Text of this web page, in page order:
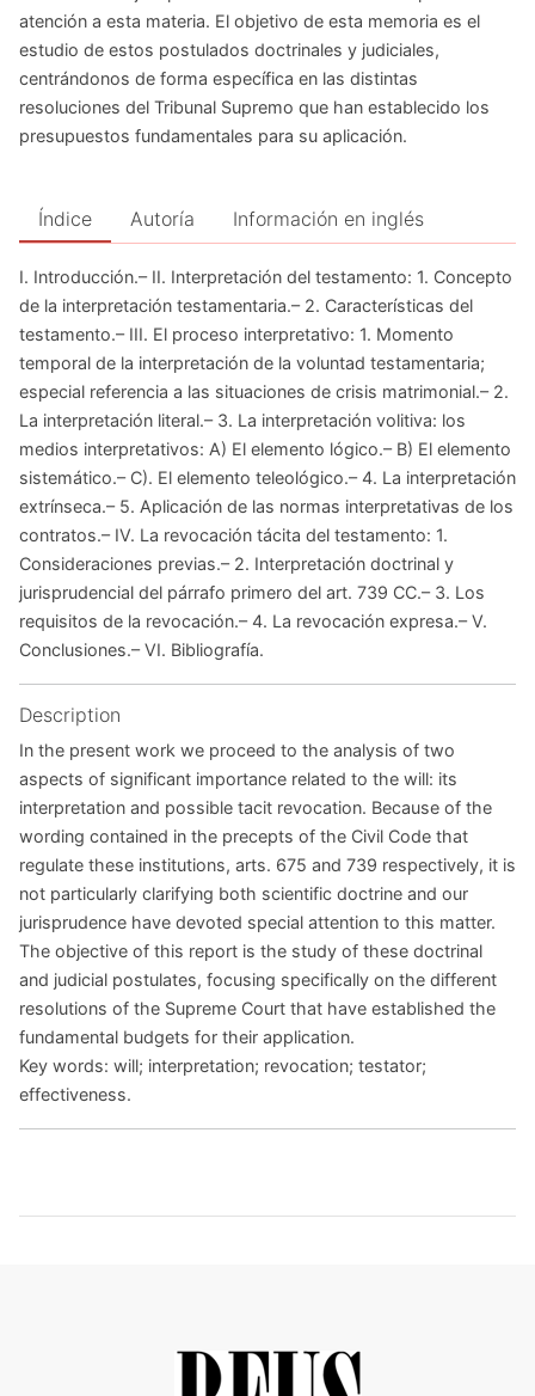
atención a esta materia. El objetivo de esta memoria es el
estudio de estos postulados doctrinales y judiciales,
centrándonos de forma específica en las distintas
resoluciones del Tribunal Supremo que han establecido los
presupuestos fundamentales para su aplicación.
Índice Autoría Información en inglés
I. Introducción.– II. Interpretación del testamento: 1. Concepto
de la interpretación testamentaria.– 2. Características del
testamento.– III. El proceso interpretativo: 1. Momento
temporal de la interpretación de la voluntad testamentaria;
especial referencia a las situaciones de crisis matrimonial.– 2.
La interpretación literal.– 3. La interpretación volitiva: los
medios interpretativos: A) El elemento lógico.– B) El elemento
sistemático.– C). El elemento teleológico.– 4. La interpretación
extrínseca.– 5. Aplicación de las normas interpretativas de los
contratos.– IV. La revocación tácita del testamento: 1.
Consideraciones previas.– 2. Interpretación doctrinal y
jurisprudencial del párrafo primero del art. 739 CC.– 3. Los
requisitos de la revocación.– 4. La revocación expresa.– V.
Conclusiones.– VI. Bibliografía.
Description
In the present work we proceed to the analysis of two
aspects of significant importance related to the will: its
interpretation and possible tacit revocation. Because of the
wording contained in the precepts of the Civil Code that
regulate these institutions, arts. 675 and 739 respectively, it is
not particularly clarifying both scientific doctrine and our
jurisprudence have devoted special attention to this matter.
The objective of this report is the study of these doctrinal
and judicial postulates, focusing specifically on the different
resolutions of the Supreme Court that have established the
fundamental budgets for their application.
Key words: will; interpretation; revocation; testator;
effectiveness.